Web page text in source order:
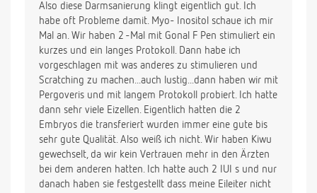
Also diese Darmsanierung klingt eigentlich gut. Ich
habe oft Probleme damit. Myo- Inositol schaue ich mir
Mal an. Wir haben 2 -Mal mit Gonal F Pen stimuliert ein
kurzes und ein langes Protokoll. Dann habe ich
vorgeschlagen mit was anderes zu stimulieren und
Scratching zu machen...auch lustig...dann haben wir mit
Pergoveris und mit langem Protokoll probiert. Ich hatte
dann sehr viele Eizellen. Eigentlich hatten die 2
Embryos die transferiert wurden immer eine gute bis
sehr gute Qualität. Also weiß ich nicht. Wir haben Kiwu
gewechselt, da wir kein Vertrauen mehr in den Ärzten
bei dem anderen hatten. Ich hatte auch 2 IUI s und nur
danach haben sie festgestellt dass meine Eileiter nicht